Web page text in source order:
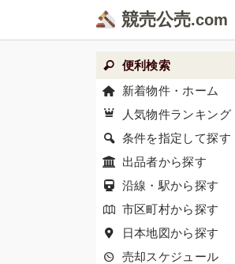
競売公売
便利検索
新着物件・ホーム
人気物件ランキング
条件を指定して探す
出品者から探す
沿線・駅から探す
市区町村から探す
日本地図から探す
売却スケジュール